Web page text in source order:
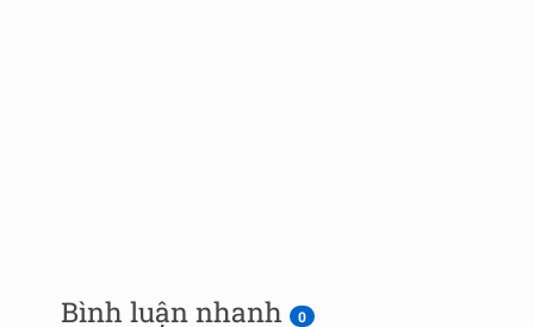
Bình luận nhanh 0